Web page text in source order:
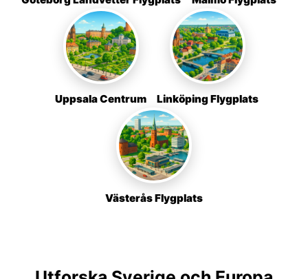
Uppsala Centrum Linköping Flygplats
Västerås Flygplats